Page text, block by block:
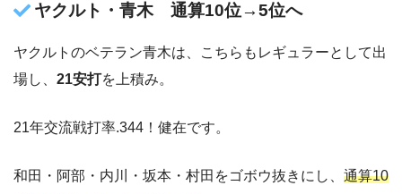
ヤクルト・青木 通算10位→5位へ
ヤクルトのベテラン青木は、こちらもレギュラーとして出
場し、 21安打を上積み。
21年交流戦打率.344！健在です。
和田・阿部・内川・坂本・村田をゴボウ抜きにし、 通算10